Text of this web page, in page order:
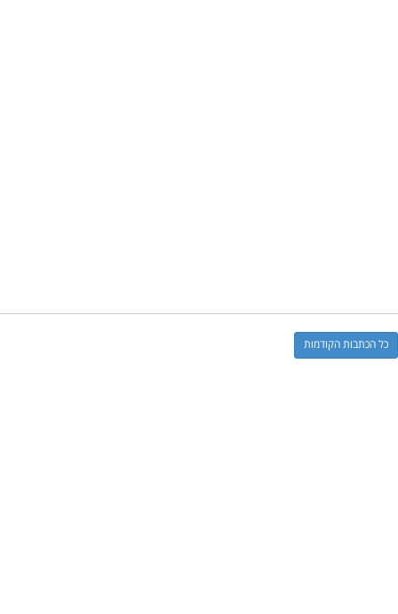
כל הכתבות הקודמות